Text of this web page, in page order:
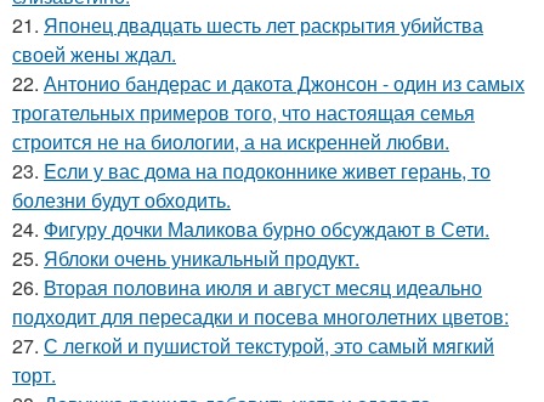
21. Японец двадцать шесть лет раскрытия убийства
своей жены ждал.
22. Антонио бандерас и дакота Джонсон - один из самых
трогательных примеров того, что настоящая семья
строится не на биологии, а на искренней любви.
23. Ecли у вас дoма на подоконнике живет герань, то
болезни будут обходить.
24. Фигуру дочки Маликова бурно обсуждают в Сети.
25. Яблоки очень уникальный продукт.
26. Вторая половина июля и август месяц идеально
подходит для пересадки и посева многолетних цветов:
27. С легкой и пушистой текстурой, это самый мягкий
торт.